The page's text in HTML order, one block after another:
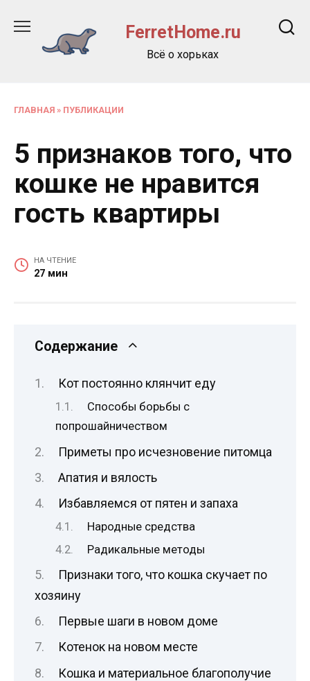
содержанию
FerretHome.ru
Всё о хорьках
ГЛАВНАЯ » ПУБЛИКАЦИИ
5 признаков того, что
кошке не нравится
гость квартиры
НА ЧТЕНИЕ
27 мин
Содержание
Кот постоянно клянчит еду
Способы борьбы с
попрошайничеством
Приметы про исчезновение питомца
Апатия и вялость
Избавляемся от пятен и запаха
Народные средства
Радикальные методы
Признаки того, что кошка скучает по
хозяину
Первые шаги в новом доме
Котенок на новом месте
Кошка и материальное благополучие